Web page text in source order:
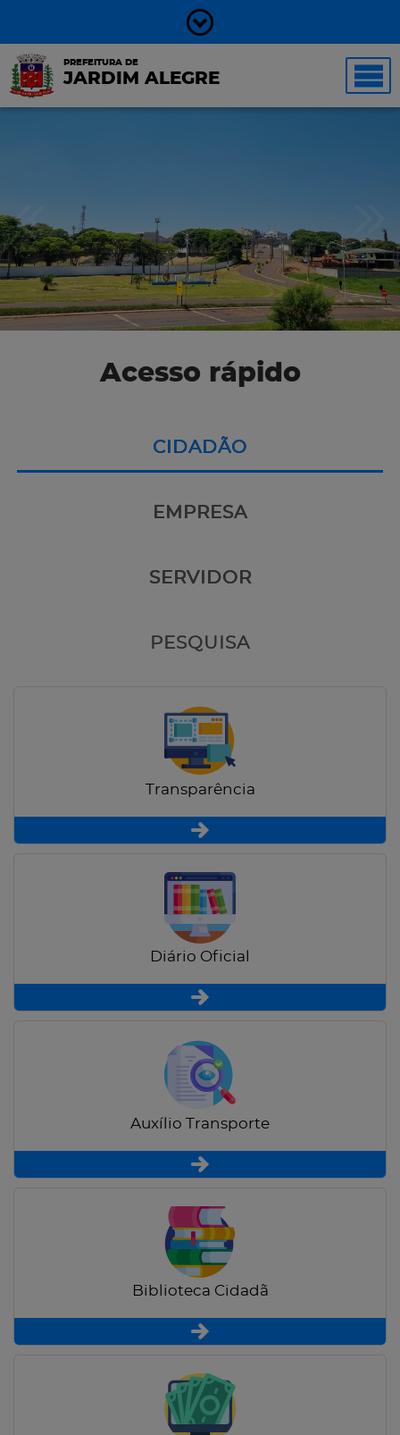
PREFEITURA DE
JARDIM ALEGRE
Acesso rápido
CIDADÃO
EMPRESA
SERVIDOR
PESQUISA
Transparência
Diário Oficial
Auxílio Transporte
Biblioteca Cidadã